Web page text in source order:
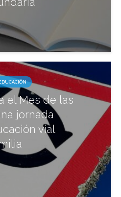
el Mes de las
jornada
vial